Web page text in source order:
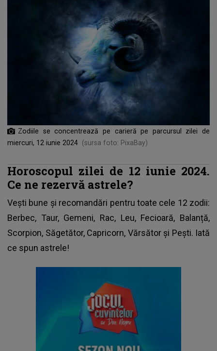
Zodiile se concentrează pe carieră pe parcursul zilei de
miercuri, 12 iunie 2024 (sursa foto: PixaBay)
Horoscopul zilei de 12 iunie 2024.
Ce ne rezervă astrele?
Vești bune și recomandări pentru toate cele 12 zodii:
Berbec, Taur, Gemeni, Rac, Leu, Fecioară, Balanță,
Scorpion, Săgetător, Capricorn, Vărsător și Pești. Iată
ce spun astrele!